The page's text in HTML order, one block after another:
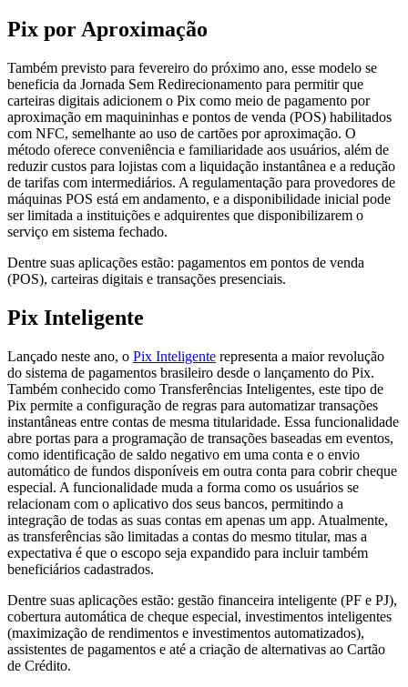
Pix por Aproximação
Também previsto para fevereiro do próximo ano, esse modelo se
beneficia da Jornada Sem Redirecionamento para permitir que
carteiras digitais adicionem o Pix como meio de pagamento por
aproximação em maquininhas e pontos de venda (POS) habilitados
com NFC, semelhante ao uso de cartões por aproximação. O
método oferece conveniência e familiaridade aos usuários, além de
reduzir custos para lojistas com a liquidação instantânea e a redução
de tarifas com intermediários. A regulamentação para provedores de
máquinas POS está em andamento, e a disponibilidade inicial pode
ser limitada a instituições e adquirentes que disponibilizarem o
serviço em sistema fechado.
Dentre suas aplicações estão: pagamentos em pontos de venda
(POS), carteiras digitais e transações presenciais.
Pix Inteligente
Lançado neste ano, o Pix Inteligente representa a maior revolução
do sistema de pagamentos brasileiro desde o lançamento do Pix.
Também conhecido como Transferências Inteligentes, este tipo de
Pix permite a configuração de regras para automatizar transações
instantâneas entre contas de mesma titularidade. Essa funcionalidade
abre portas para a programação de transações baseadas em eventos,
como identificação de saldo negativo em uma conta e o envio
automático de fundos disponíveis em outra conta para cobrir cheque
especial. A funcionalidade muda a forma como os usuários se
relacionam com o aplicativo dos seus bancos, permitindo a
integração de todas as suas contas em apenas um app. Atualmente,
as transferências são limitadas a contas do mesmo titular, mas a
expectativa é que o escopo seja expandido para incluir também
beneficiários cadastrados.
Dentre suas aplicações estão: gestão financeira inteligente (PF e PJ),
cobertura automática de cheque especial, investimentos inteligentes
(maximização de rendimentos e investimentos automatizados),
assistentes de pagamentos e até a criação de alternativas ao Cartão
de Crédito.